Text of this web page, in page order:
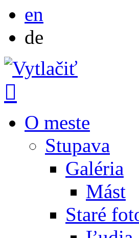
en
de
O meste
Stupava
Galéria
Mást
Staré